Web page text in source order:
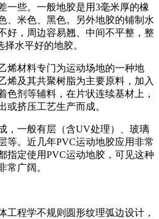
一些。一般地胶是用3毫米厚的橡
、米色、黑色。另外地胶的铺制水
好，周边容易翘、中间不平整，整
水平好的地胶。
烯材料专门为运动场地的一种地
烯及其共聚树脂为主要原料，加入
色剂等辅料，在片状连续基材上，
或挤压工艺生产而成。
，一般有层（含UV处理）、玻璃
等。近几年PVC运动地胶应用非常
指定使用PVC运动地胶，可见这种
常广阔。
工程学不规则圆形纹理弧边设计，